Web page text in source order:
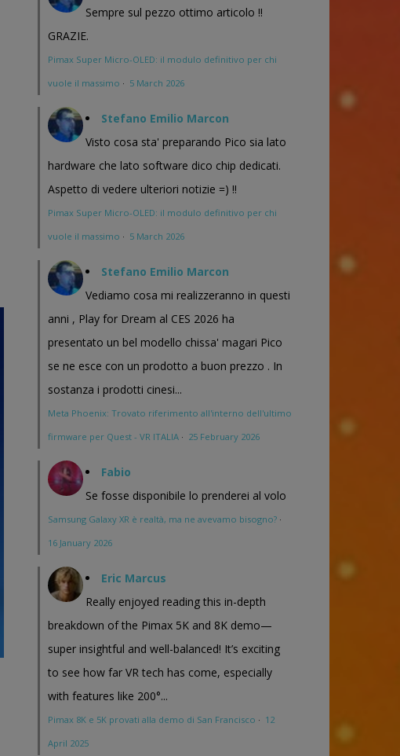
Sempre sul pezzo ottimo articolo !!
GRAZIE.
Pimax Super Micro-OLED: il modulo definitivo per chi
vuole il massimo · 5 March 2026
Stefano Emilio Marcon
Visto cosa sta' preparando Pico sia lato
hardware che lato software dico chip dedicati.
Aspetto di vedere ulteriori notizie =) !!
Pimax Super Micro-OLED: il modulo definitivo per chi
vuole il massimo · 5 March 2026
Stefano Emilio Marcon
Vediamo cosa mi realizzeranno in questi
anni , Play for Dream al CES 2026 ha
presentato un bel modello chissa' magari Pico
se ne esce con un prodotto a buon prezzo . In
sostanza i prodotti cinesi...
Meta Phoenix: Trovato riferimento all'interno dell'ultimo
firmware per Quest - VR ITALIA · 25 February 2026
Fabio
Se fosse disponibile lo prenderei al volo
Samsung Galaxy XR è realtà, ma ne avevamo bisogno? ·
16 January 2026
Eric Marcus
Really enjoyed reading this in-depth
breakdown of the Pimax 5K and 8K demo—
super insightful and well-balanced! It’s exciting
to see how far VR tech has come, especially
with features like 200°...
Pimax 8K e 5K provati alla demo di San Francisco · 12
April 2025